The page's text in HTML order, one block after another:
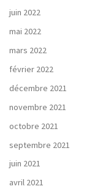
juin 2022
mai 2022
mars 2022
février 2022
décembre 2021
novembre 2021
octobre 2021
septembre 2021
juin 2021
avril 2021